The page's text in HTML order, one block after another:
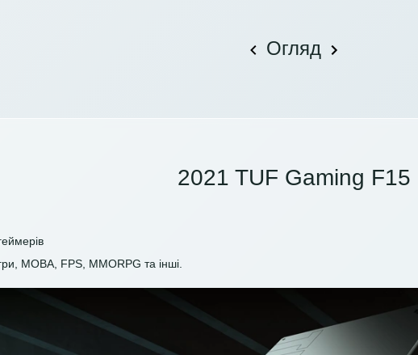
Огляд
2021 TUF Gaming F15
MOBA, FPS, MMORPG та інші.